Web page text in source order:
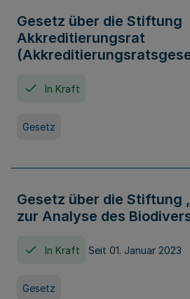
Gesetz über die Stiftung
Akkreditierungsrat
In Kraft
Gesetz
Gesetz über die Stiftung
zur Analyse des
In Kraft Seit 01. Januar 2023
Gesetz